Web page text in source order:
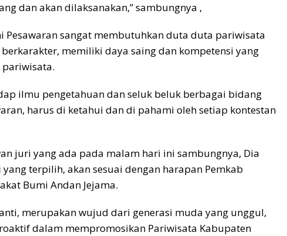
dan akan dilaksanakan,” sambungnya ,
Pesawaran sangat membutuhkan duta duta pariwisata
memiliki daya saing dan kompetensi yang
ilmu pengetahuan dan seluk beluk berbagai bidang
harus di ketahui dan di pahami oleh setiap kontestan
juri yang ada pada malam hari ini sambungnya, Dia
terpilih, akan sesuai dengan harapan Pemkab
Bumi Andan Jejama.
merupakan wujud dari generasi muda yang unggul,
dalam mempromosikan Pariwisata Kabupaten